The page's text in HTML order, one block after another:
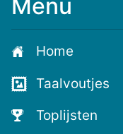
Meld
voor
de
nieuwste
voutjes
en
Menu
Home
Taalvoutjes
Toplijsten